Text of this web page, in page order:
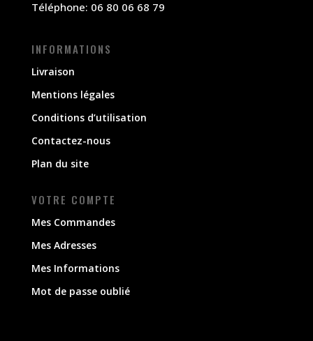
Téléphone: 06 80 06 68 79
INFORMATIONS
Livraison
Mentions légales
Conditions d’utilisation
Contactez-nous
Plan du site
VOTRE COMPTE
Mes Commandes
Mes Adresses
Mes Informations
Mot de passe oublié